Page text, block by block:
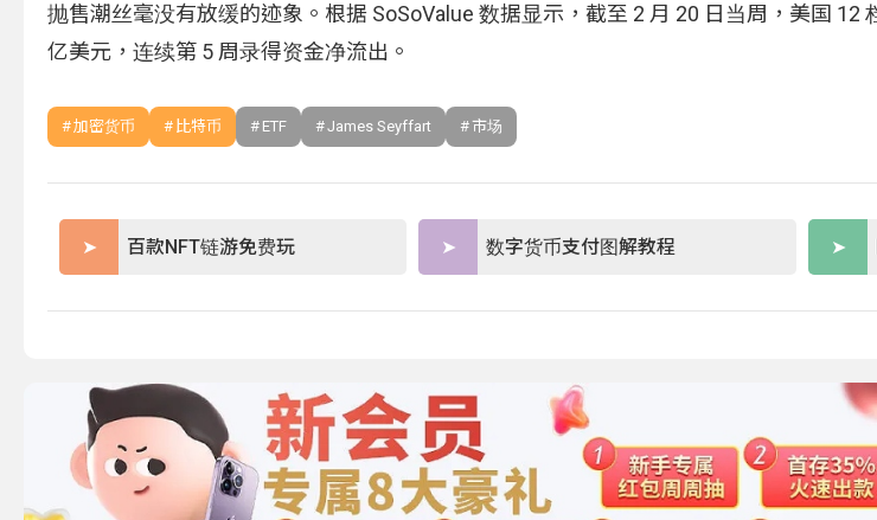
抛售潮丝毫没有放缓的迹象。根据 SoSoValue 数据显示，截至 2 月 20 日当周，美国 12
亿美元，连续第 5 周录得资金净流出。
加密货币 比特币 ETF James Seyffart 市场
百款NFT链游免费玩 数字货币支付图解教程